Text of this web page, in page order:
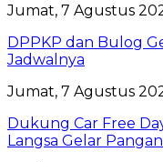
Jumat, 7 Agustus
DPPKP dan Bulog
Jadwalnya
Jumat, 7 Agustus
Dukung Car Free
Langsa Gelar